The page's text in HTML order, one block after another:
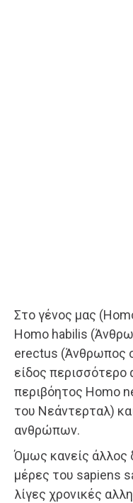
Στο γένος μας
Homo habilis
erectus (Άνθρωπος
είδος περισσότερο
περιβόητος Homo
του Νεάντερταλ)
ανθρώπων.
Όμως κανείς άλλος
μέρες του sapiens
λίγες χρονικές